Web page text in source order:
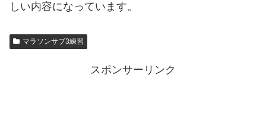
しい内容になっています。
マラソンサブ3練習
スポンサーリンク